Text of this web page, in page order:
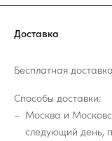
Доставка
Бесплатная
Способы доставки:
Москва и
следующий день,